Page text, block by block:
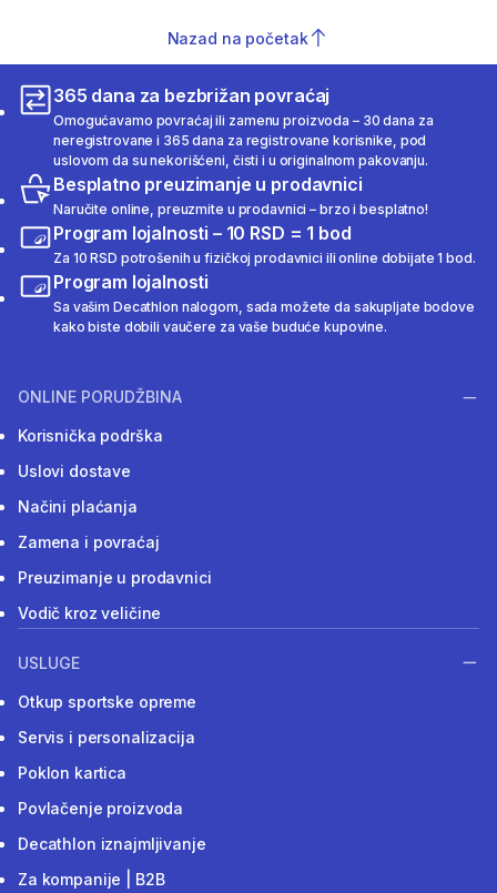
Nazad na početak
365 dana za bezbrižan povraćaj
Omogućavamo povraćaj ili zamenu proizvoda – 30 dana za
neregistrovane i 365 dana za registrovane korisnike, pod
uslovom da su nekorišćeni, čisti i u originalnom pakovanju.
Besplatno preuzimanje u prodavnici
Naručite online, preuzmite u prodavnici – brzo i besplatno!
Program lojalnosti – 10 RSD = 1 bod
Za 10 RSD potrošenih u fizičkoj prodavnici ili online dobijate 1 bod.
Program lojalnosti
Sa vašim Decathlon nalogom, sada možete da sakupljate bodove
kako biste dobili vaučere za vaše buduće kupovine.
ONLINE PORUDŽBINA
Korisnička podrška
Uslovi dostave
Načini plaćanja
Zamena i povraćaj
Preuzimanje u prodavnici
Vodič kroz veličine
USLUGE
Otkup sportske opreme
Servis i personalizacija
Poklon kartica
Povlačenje proizvoda
Decathlon iznajmljivanje
Za kompanije | B2B